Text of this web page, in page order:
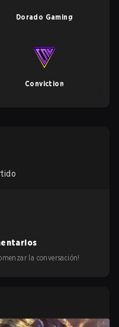
Dorado Gaming
Conviction
la conversación!